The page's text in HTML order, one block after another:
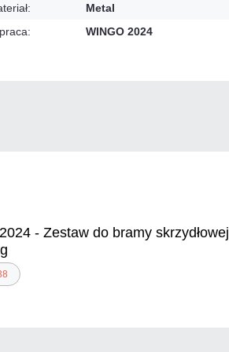
Metal
WINGO 2024
- Zestaw do bramy skrzydłowej